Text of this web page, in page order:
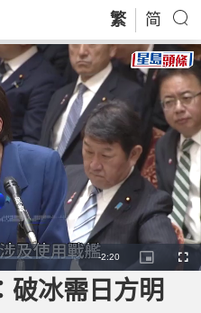
繁 简
R
e
-2:20
P
i
c
t
u
F
u
破冰需日方明